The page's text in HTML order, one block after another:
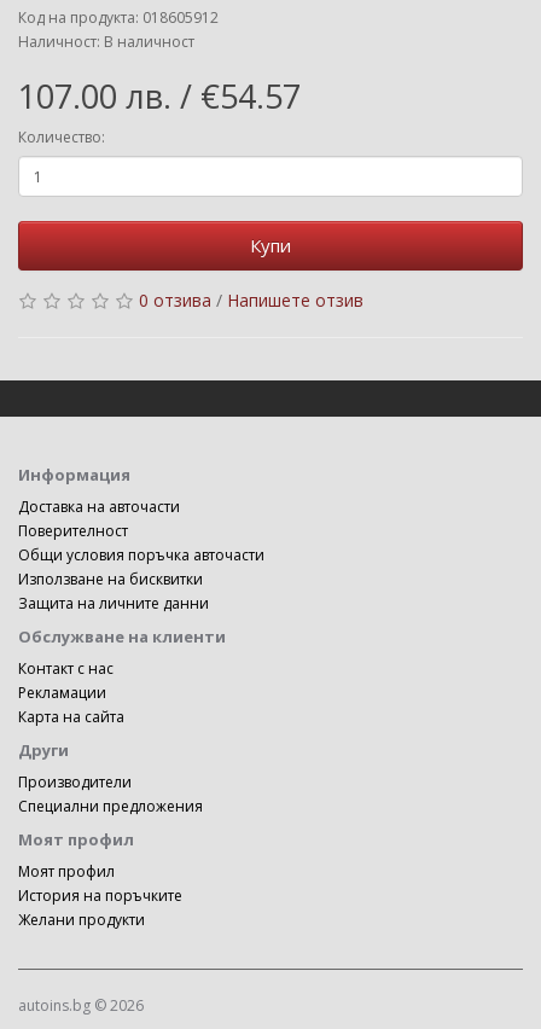
Код на продукта: 018605912
Наличност: В наличност
107.00 лв. / €54.57
Количество:
Купи
0 отзива / Напишете отзив
Информация
Доставка на авточасти
Поверителност
Общи условия поръчка авточасти
Използване на бисквитки
Защита на личните данни
Обслужване на клиенти
Контакт с нас
Рекламации
Карта на сайта
Други
Производители
Специални предложения
Моят профил
Моят профил
История на поръчките
Желани продукти
autoins.bg © 2026